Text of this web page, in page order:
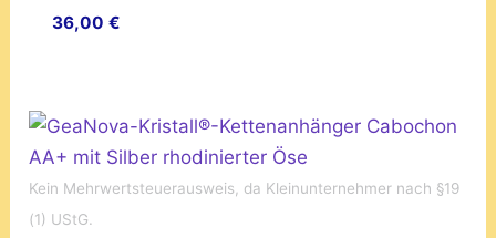
36,00 €
Kein Mehrwertsteuerausweis, da Kleinunternehmer nach §19
(1) UStG.